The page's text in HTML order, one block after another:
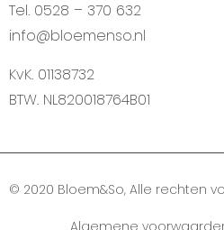
Tel. 0528 – 370 632
info@bloemenso.nl
KvK. 01138732
BTW. NL820018764B01
© 2020 Bloem&So, Alle rechten
Algemene